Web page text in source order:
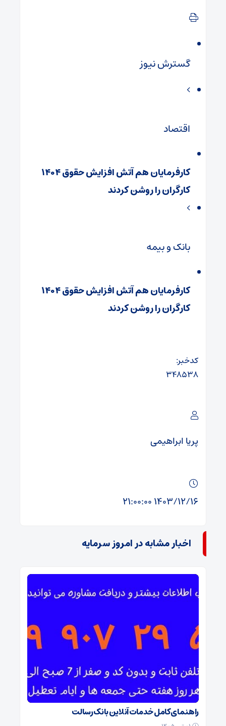
گسترش نیوز
اقتصاد
کارفرمایان هم آتش افزایش حقوق ۱۴۰۴
کارگران را روشن کردند
بانک و بیمه
کارفرمایان هم آتش افزایش حقوق ۱۴۰۴
کارگران را روشن کردند
کدخبر:
۳۴۸۵۳۸
پریا ابراهیمی
۱۴۰۳/۱۲/۱۶ ۲۱:۰۰:۰۰
اخبار مشابه در امروز سرمایه
راهنمای کامل خدمات آنلاین بانک رسالت